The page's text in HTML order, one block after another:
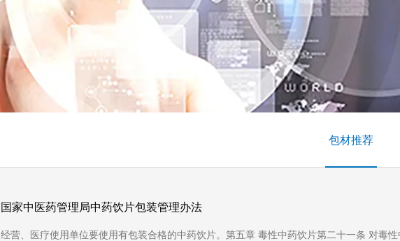
包材推荐
国家中医药管理局中药饮片包装管理办法
经营、医疗使用单位要使用有包装合格的中药饮片。第五章 毒性中药饮片第二十一条 对毒